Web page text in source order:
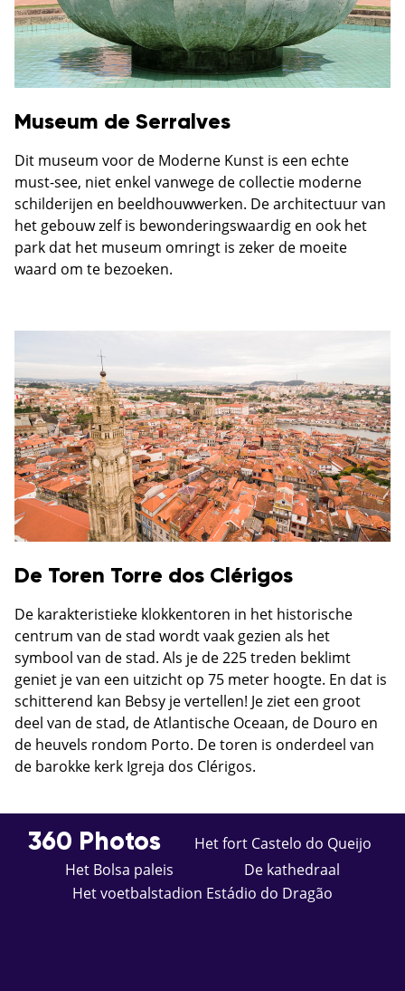
Museum de Serralves
Dit museum voor de Moderne Kunst is een echte
must-see, niet enkel vanwege de collectie moderne
schilderijen en beeldhouwwerken. De architectuur van
het gebouw zelf is bewonderingswaardig en ook het
park dat het museum omringt is zeker de moeite
waard om te bezoeken.
De Toren Torre dos Clérigos
De karakteristieke klokkentoren in het historische
centrum van de stad wordt vaak gezien als het
symbool van de stad. Als je de 225 treden beklimt
geniet je van een uitzicht op 75 meter hoogte. En dat is
schitterend kan Bebsy je vertellen! Je ziet een groot
deel van de stad, de Atlantische Oceaan, de Douro en
de heuvels rondom Porto. De toren is onderdeel van
de barokke kerk Igreja dos Clérigos.
360 Photos
Het fort Castelo do Queijo
Het Bolsa paleis
De kathedraal
Het voetbalstadion Estádio do Dragão